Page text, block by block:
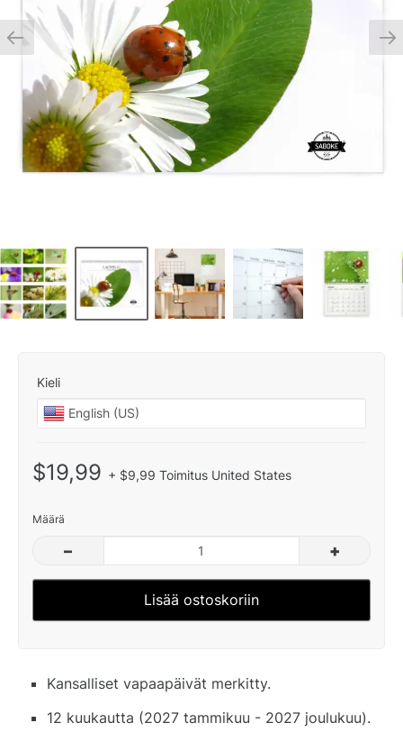
Kieli
$19,99 + $9,99 Toimitus United States
Määrä
– +
Lisää ostoskoriin
Kansalliset vapaapäivät merkitty.
12 kuukautta (2027 tammikuu - 2027 joulukuu).